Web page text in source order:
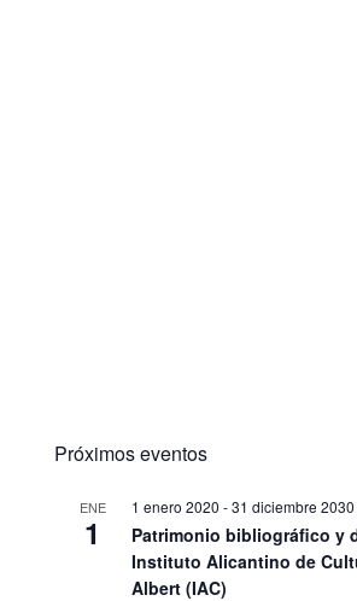
Próximos eventos
ENE
1
1 enero 2020 -31 diciembre 2030
Patrimonio bibliográfico y
Instituto Alicantino de
Albert (IAC)